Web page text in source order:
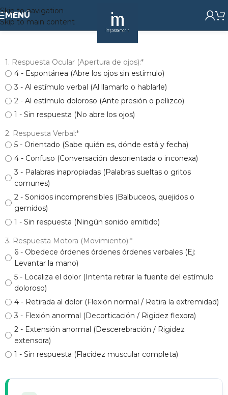
Skip to navigation
Skip to main content
MENÚ
1. Respuesta Ocular (Apertura de ojos):*
4 - Espontánea (Abre los ojos sin estímulo)
3 - Al estímulo verbal (Al llamarlo o hablarle)
2 - Al estímulo doloroso (Ante presión o pellizco)
1 - Sin respuesta (No abre los ojos)
2. Respuesta Verbal:*
5 - Orientado (Sabe quién es, dónde está y fecha)
4 - Confuso (Conversación desorientada o inconexa)
3 - Palabras inapropiadas (Palabras sueltas o gritos
comunes)
2 - Sonidos incomprensibles (Balbuceos, quejidos o
gemidos)
1 - Sin respuesta (Ningún sonido emitido)
3. Respuesta Motora (Movimiento):*
6 - Obedece órdenes órdenes órdenes verbales (Ej:
Levantar la mano)
5 - Localiza el dolor (Intenta retirar la fuente del estímulo
doloroso)
4 - Retirada al dolor (Flexión normal / Retira la extremidad)
3 - Flexión anormal (Decorticación / Rigidez flexora)
2 - Extensión anormal (Descerebración / Rigidez
extensora)
1 - Sin respuesta (Flacidez muscular completa)